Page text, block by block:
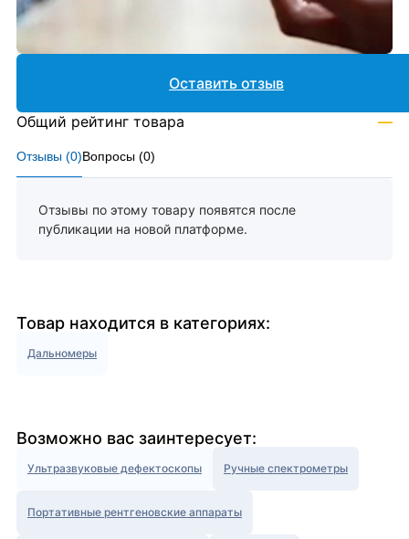
Отзывы (0)Вопросы (0)
Отзывы по этому товару появятся после
публикации на новой платформе.
Оставить отзыв
Общий рейтинг товара —
Товар находится в категориях:
Дальномеры
Возможно вас заинтересует:
Ультразвуковые дефектоскопы Ручные спектрометры
Портативные рентгеновские аппараты